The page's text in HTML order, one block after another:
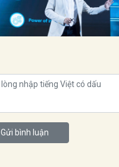
Gửi bình luận